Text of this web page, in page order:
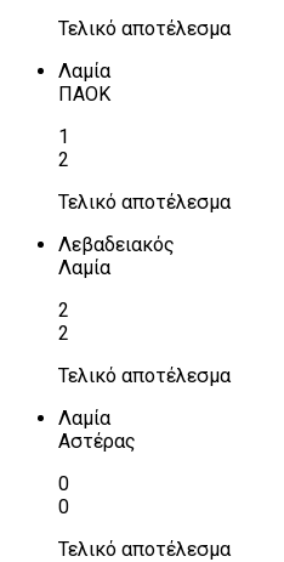
Τελικό αποτέλεσμα
Λαμία
ΠΑΟΚ
1
2
Τελικό αποτέλεσμα
Λεβαδειακός
Λαμία
2
2
Τελικό αποτέλεσμα
Λαμία
Αστέρας
0
0
Τελικό αποτέλεσμα